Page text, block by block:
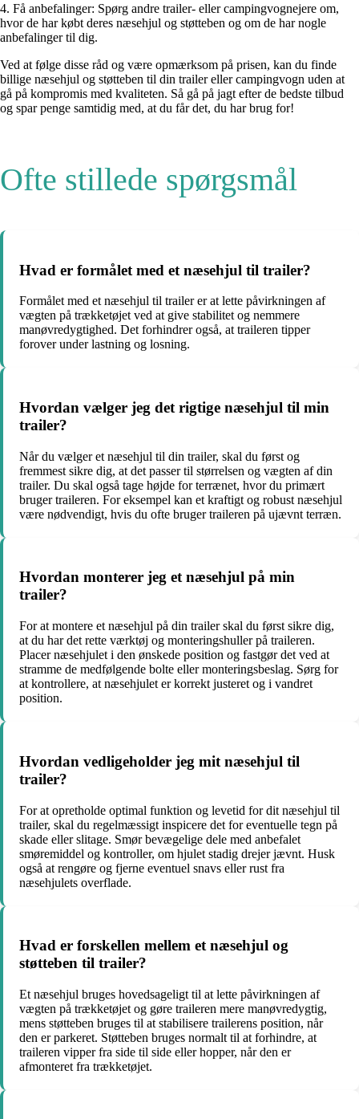
4. Få anbefalinger: Spørg andre trailer- eller campingvognejere om,
hvor de har købt deres næsehjul og støtteben og om de har nogle
anbefalinger til dig.
Ved at følge disse råd og være opmærksom på prisen, kan du finde
billige næsehjul og støtteben til din trailer eller campingvogn uden at
gå på kompromis med kvaliteten. Så gå på jagt efter de bedste tilbud
og spar penge samtidig med, at du får det, du har brug for!
Ofte stillede spørgsmål
Hvad er formålet med et næsehjul til trailer?
Formålet med et næsehjul til trailer er at lette påvirkningen af
vægten på trækketøjet ved at give stabilitet og nemmere
manøvredygtighed. Det forhindrer også, at traileren tipper
forover under lastning og losning.
Hvordan vælger jeg det rigtige næsehjul til min
trailer?
Når du vælger et næsehjul til din trailer, skal du først og
fremmest sikre dig, at det passer til størrelsen og vægten af din
trailer. Du skal også tage højde for terrænet, hvor du primært
bruger traileren. For eksempel kan et kraftigt og robust næsehjul
være nødvendigt, hvis du ofte bruger traileren på ujævnt terræn.
Hvordan monterer jeg et næsehjul på min
trailer?
For at montere et næsehjul på din trailer skal du først sikre dig,
at du har det rette værktøj og monteringshuller på traileren.
Placer næsehjulet i den ønskede position og fastgør det ved at
stramme de medfølgende bolte eller monteringsbeslag. Sørg for
at kontrollere, at næsehjulet er korrekt justeret og i vandret
position.
Hvordan vedligeholder jeg mit næsehjul til
trailer?
For at opretholde optimal funktion og levetid for dit næsehjul til
trailer, skal du regelmæssigt inspicere det for eventuelle tegn på
skade eller slitage. Smør bevægelige dele med anbefalet
smøremiddel og kontroller, om hjulet stadig drejer jævnt. Husk
også at rengøre og fjerne eventuel snavs eller rust fra
næsehjulets overflade.
Hvad er forskellen mellem et næsehjul og
støtteben til trailer?
Et næsehjul bruges hovedsageligt til at lette påvirkningen af
vægten på trækketøjet og gøre traileren mere manøvredygtig,
mens støtteben bruges til at stabilisere trailerens position, når
den er parkeret. Støtteben bruges normalt til at forhindre, at
traileren vipper fra side til side eller hopper, når den er
afmonteret fra trækketøjet.